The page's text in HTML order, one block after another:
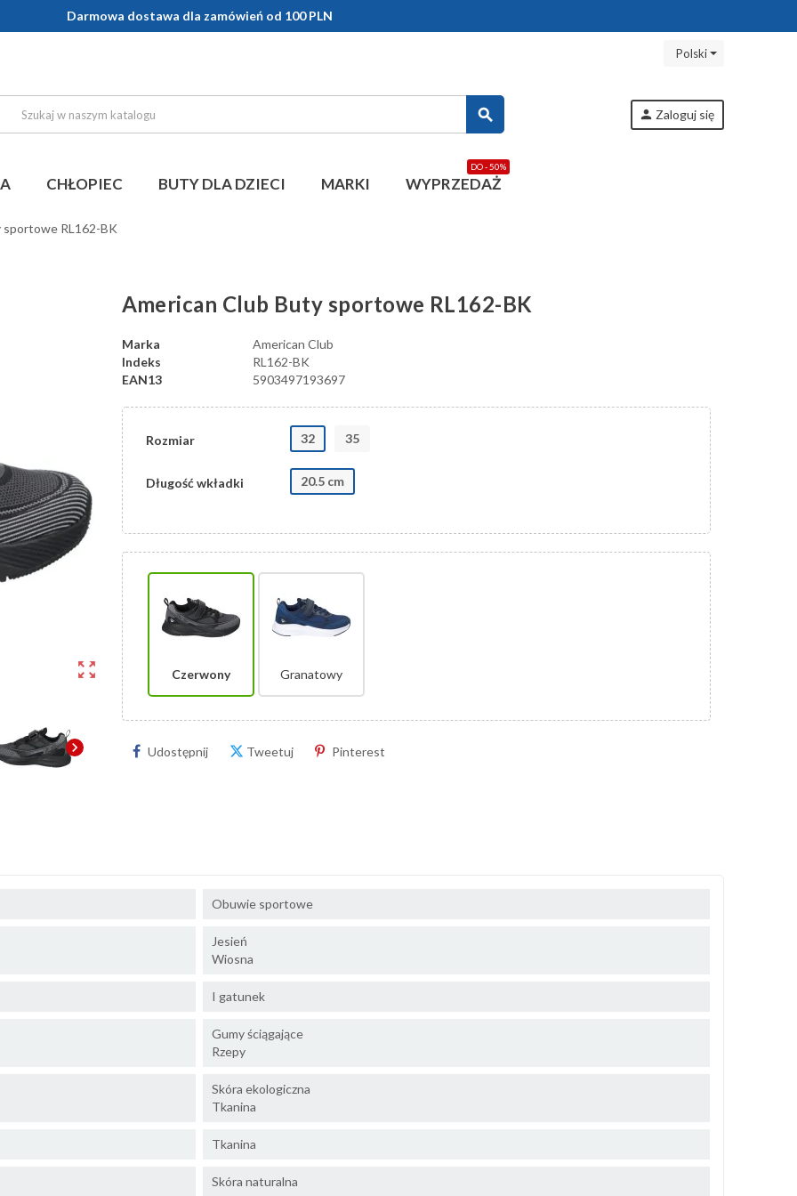
Darmowa dostawa dla zamówień od 100 PLN
Polski
search person Zaloguj się
CHŁOPIEC BUTY DLA DZIECI MARKI WYPRZEDAŻ
DO - 50%
RL162-BK
zoom_out_map
chevron_right
American Club Buty sportowe RL162-BK
Marka
American Club
Indeks
RL162-BK
EAN13
5903497193697
Rozmiar 32 35
Długość wkładki 20.5 cm
Czerwony Granatowy
Udostępnij Tweetuj Pinterest
Obuwie sportowe
Jesień
Wiosna
I gatunek
Gumy ściągające
Rzepy
Skóra ekologiczna
Tkanina
Tkanina
Skóra naturalna